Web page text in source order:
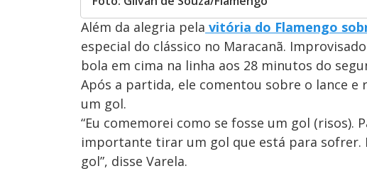
Além da alegria pela vitória do Flamengo
especial do clássico no Maracanã.
bola em cima na linha aos 28 minutos do
Após a partida, ele comentou sobre o lance
um gol.
“Eu comemorei como se fosse um gol (risos).
importante tirar um gol que está para sofrer.
gol”, disse Varela.